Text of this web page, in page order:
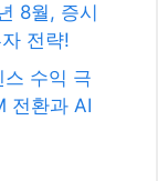
8월, 증시
전략!
수익 극
전환과 AI